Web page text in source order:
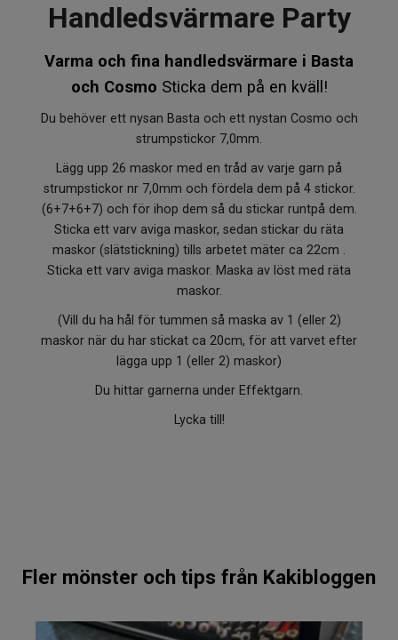
Handledsvärmare Party
Varma och fina handledsvärmare i Basta
och Cosmo Sticka dem på en kväll!
Du behöver ett nysan Basta och ett nystan Cosmo och
strumpstickor 7,0mm.
Lägg upp 26 maskor med en tråd av varje garn på
strumpstickor nr 7,0mm och fördela dem på 4 stickor.
(6+7+6+7) och för ihop dem så du stickar runtpå dem.
Sticka ett varv aviga maskor, sedan stickar du räta
maskor (slätstickning) tills arbetet mäter ca 22cm .
Sticka ett varv aviga maskor. Maska av löst med räta
maskor.
(Vill du ha hål för tummen så maska av 1 (eller 2)
maskor när du har stickat ca 20cm, för att varvet efter
lägga upp 1 (eller 2) maskor)
Du hittar garnerna under Effektgarn.
Lycka till!
Fler mönster och tips från Kakibloggen